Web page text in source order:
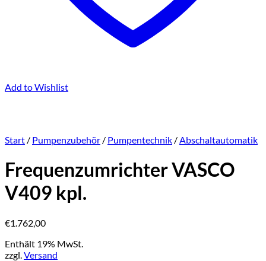
Add to Wishlist
Start / Pumpenzubehör / Pumpentechnik /Abschaltautomatik
Frequenzumrichter VASCO
V409 kpl.
€1.762,00
Enthält 19% MwSt.
zzgl.Versand